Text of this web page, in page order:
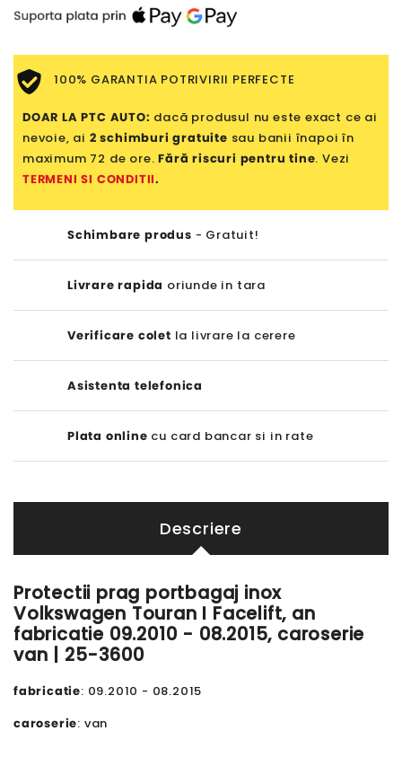
100% GARANTIA POTRIVIRII PERFECTE
DOAR LA PTC AUTO: dacă produsul nu este exact ce ai
nevoie, ai 2 schimburi gratuite sau banii înapoi în
maximum 72 de ore.Fără riscuri pentru tine. Vezi
TERMENI SI CONDITII.
Schimbare produs - Gratuit!
Livrare rapida oriunde in tara
Verificare colet la livrare la cerere
Asistenta telefonica
Plata online cu card bancar si in rate
Descriere
Protectii prag portbagaj inox
Volkswagen Touran I Facelift, an
fabricatie 09.2010 - 08.2015, caroserie
van | 25-3600
fabricatie: 09.2010 - 08.2015
caroserie: van